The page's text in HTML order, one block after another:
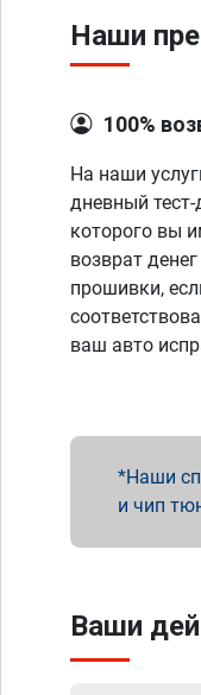
Наши
100%
На наши
дневный тест-
которого вы
возврат
прошивки,
ваш авто
Наши
и чип
Ваши